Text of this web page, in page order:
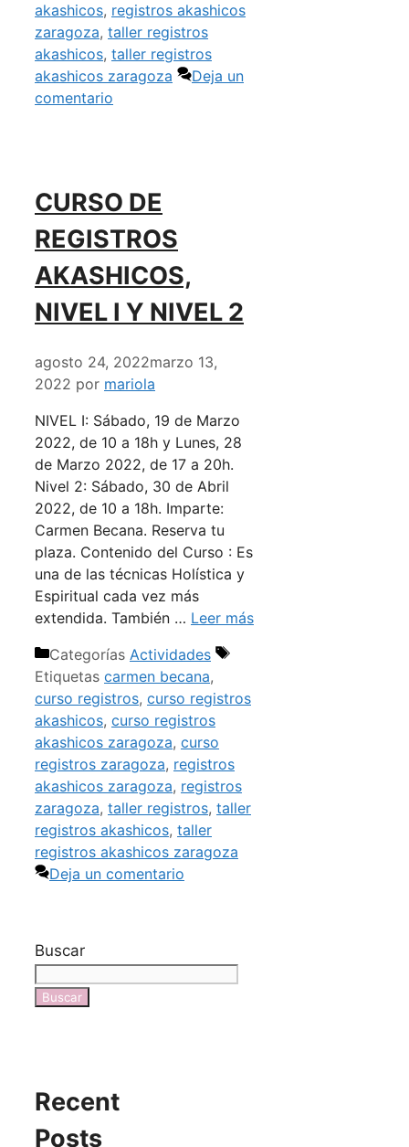
akashicos, registros akashicos
zaragoza, taller registros
akashicos, taller registros
akashicos zaragoza
Deja un
comentario
CURSO DE
REGISTROS
AKASHICOS,
NIVEL I Y NIVEL 2
agosto 24, 2022marzo 13,
2022 por mariola
NIVEL I: Sábado, 19 de Marzo
2022, de 10 a 18h y Lunes, 28
de Marzo 2022, de 17 a 20h.
Nivel 2: Sábado, 30 de Abril
2022, de 10 a 18h. Imparte:
Carmen Becana. Reserva tu
plaza. Contenido del Curso : Es
una de las técnicas Holística y
Espiritual cada vez más
extendida. También … Leer más
Categorías Actividades
Etiquetas carmen becana,
curso registros, curso registros
akashicos, curso registros
akashicos zaragoza, curso
registros zaragoza, registros
akashicos zaragoza, registros
zaragoza, taller registros, taller
registros akashicos, taller
registros akashicos zaragoza
Deja un comentario
Buscar
Buscar
Recent
Posts